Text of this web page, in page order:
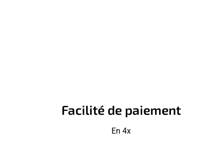
Facilité de paiement
En 4x